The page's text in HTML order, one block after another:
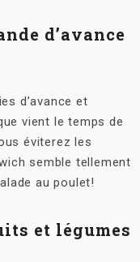
d’avance
d’avance et
vient le temps de
éviterez les
semble tellement
au poulet!
et légumes